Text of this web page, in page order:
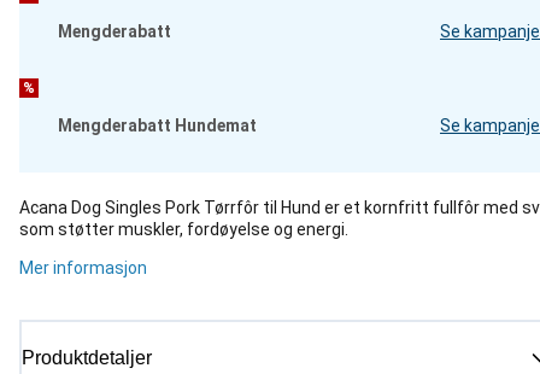
Mengderabatt Se kampanje
%
Mengderabatt Hundemat Se kampanje
Acana Dog Singles Pork Tørrfôr til Hund er et kornfritt fullfôr med
som støtter muskler, fordøyelse og energi.
Mer informasjon
Produktdetaljer